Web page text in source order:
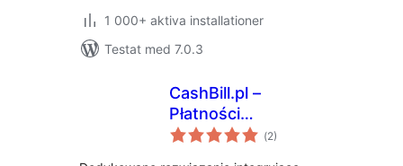
1 000+ aktiva installationer
Testat med 7.0.3
CashBill.pl –
Płatności
WooCommerce
(Totalt
antal
2)